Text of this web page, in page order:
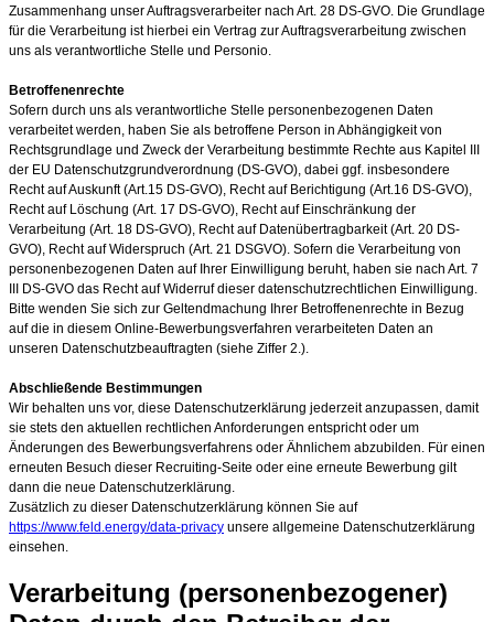
Zusammenhang unser Auftragsverarbeiter nach Art. 28 DS-GVO. Die Grundlage
für die Verarbeitung ist hierbei ein Vertrag zur Auftragsverarbeitung zwischen
uns als verantwortliche Stelle und Personio.
Betroffenenrechte
Sofern durch uns als verantwortliche Stelle personenbezogenen Daten
verarbeitet werden, haben Sie als betroffene Person in Abhängigkeit von
Rechtsgrundlage und Zweck der Verarbeitung bestimmte Rechte aus Kapitel III
der EU Datenschutzgrundverordnung (DS-GVO), dabei ggf. insbesondere
Recht auf Auskunft (Art.15 DS-GVO), Recht auf Berichtigung (Art.16 DS-GVO),
Recht auf Löschung (Art. 17 DS-GVO), Recht auf Einschränkung der
Verarbeitung (Art. 18 DS-GVO), Recht auf Datenübertragbarkeit (Art. 20 DS-
GVO), Recht auf Widerspruch (Art. 21 DSGVO). Sofern die Verarbeitung von
personenbezogenen Daten auf Ihrer Einwilligung beruht, haben sie nach Art. 7
III DS-GVO das Recht auf Widerruf dieser datenschutzrechtlichen Einwilligung.
Bitte wenden Sie sich zur Geltendmachung Ihrer Betroffenenrechte in Bezug
auf die in diesem Online-Bewerbungsverfahren verarbeiteten Daten an
unseren Datenschutzbeauftragten (siehe Ziffer 2.).
Abschließende Bestimmungen
Wir behalten uns vor, diese Datenschutzerklärung jederzeit anzupassen, damit
sie stets den aktuellen rechtlichen Anforderungen entspricht oder um
Änderungen des Bewerbungsverfahrens oder Ähnlichem abzubilden. Für einen
erneuten Besuch dieser Recruiting-Seite oder eine erneute Bewerbung gilt
dann die neue Datenschutzerklärung.
Zusätzlich zu dieser Datenschutzerklärung können Sie auf
https://www.feld.energy/data-privacy unsere allgemeine Datenschutzerklärung
einsehen.
Verarbeitung (personenbezogener)